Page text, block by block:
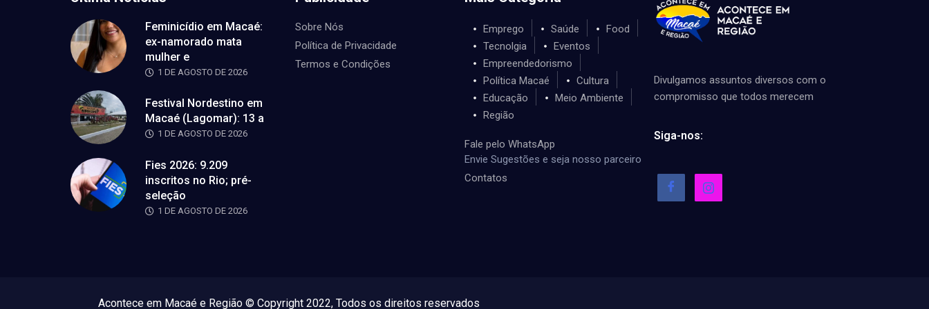
Feminicídio em Macaé:
ex-namorado mata
mulher e
1 DE AGOSTO DE 2026
Festival Nordestino em
Macaé (Lagomar): 13 a
1 DE AGOSTO DE 2026
Fies 2026: 9.209
inscritos no Rio; pré-
seleção
1 DE AGOSTO DE 2026
Sobre Nós
Política de Privacidade
Termos e Condições
Emprego Saúde
Food
Tecnolgia
Eventos
Empreendedorismo
Política Macaé
Cultura
Educação
Meio Ambiente
Região
Fale pelo WhatsApp
Envie Sugestões e seja nosso parceiro
Contatos
Divulgamos assuntos diversos com o
compromisso que todos merecem
Siga-nos:
Acontece em Macaé e Região © Copyright 2022, Todos os direitos reservados